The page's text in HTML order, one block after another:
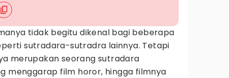
tidak begitu dikenal bagi beberapa
sutradara-sutradra lainnya. Tetapi
merupakan seorang sutradara
menggarap film horor, hingga filmnya